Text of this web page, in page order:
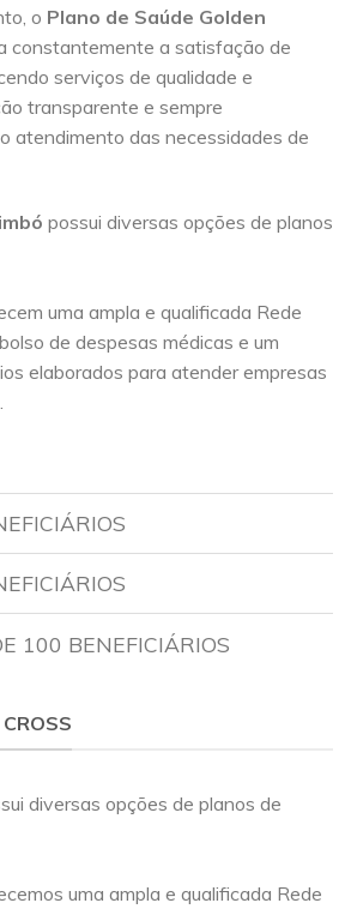
o Plano de Saúde Golden
constantemente a satisfação de
serviços de qualidade e
transparente e sempre
atendimento das necessidades de
possui diversas opções de planos
uma ampla e qualificada Rede
de despesas médicas e um
elaborados para atender empresas
100 BENEFICIÁRIOS
diversas opções de planos de
uma ampla e qualificada Rede